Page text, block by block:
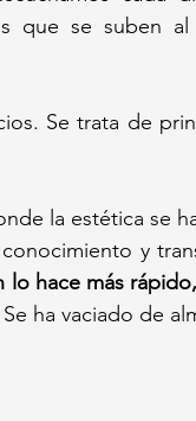
que se suben
Se trata de
la estética se
y
lo hace más
ha vaciado de